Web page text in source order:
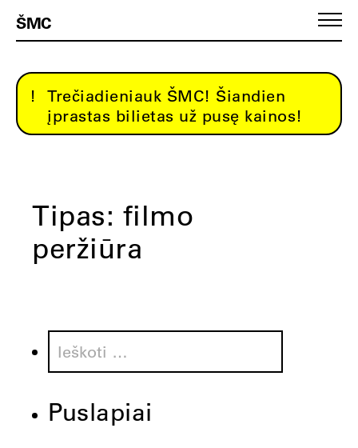
ŠMC
Trečiadieniauk ŠMC! Šiandien
įprastas bilietas už pusę kainos!
Tipas: filmo
peržiūra
Ieškoti:
Puslapiai